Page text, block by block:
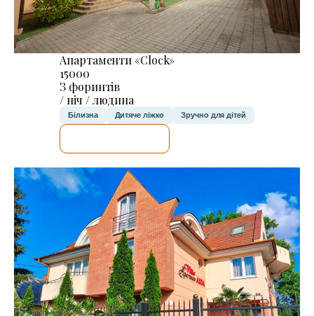
Апартаменти «Clock»
15000
З форинтів
/ ніч / людина
Білизна Дитяче ліжко Зручно для дітей